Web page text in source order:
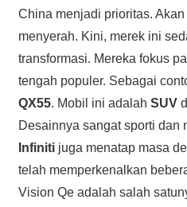
China menjadi prioritas. Akan
menyerah. Kini, merek ini
transformasi. Mereka fokus
tengah populer. Sebagai
QX55. Mobil ini adalah SUV
Desainnya sangat sporti dan
Infinitijuga menatap masa
telah memperkenalkan
Vision Qe adalah salah